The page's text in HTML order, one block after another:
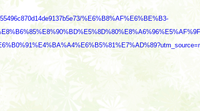
%E6%B8%AF%E6%BE%B3-